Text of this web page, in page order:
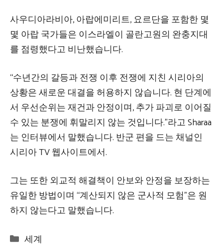
사우디아라비아, 아랍에미리트, 요르단을 포함한 몇
몇 아랍 국가들은 이스라엘이 골란고원의 완충지대
를 점령했다고 비난했습니다.
“수년간의 갈등과 전쟁 이후 전쟁에 지친 시리아의
상황은 새로운 대결을 허용하지 않습니다. 현 단계에
서 우선순위는 재건과 안정이며, 추가 파괴로 이어질
수 있는 분쟁에 휘말리지 않는 것입니다.”라고 Sharaa
는 인터뷰에서 말했습니다. 반군 편을 드는 채널인
시리아 TV 웹사이트에서.
그는 또한 외교적 해결책이 안보와 안정을 보장하는
유일한 방법이며 “계산되지 않은 군사적 모험”은 원
하지 않는다고 말했습니다.
Categories
세계